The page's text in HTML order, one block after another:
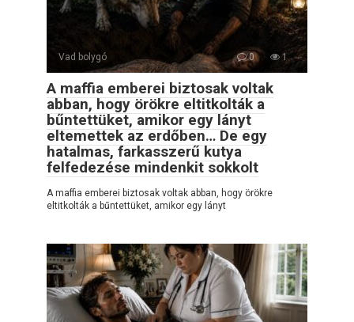
Vad bolygó 0 1
A maffia emberei biztosak voltak
abban, hogy örökre eltitkolták a
bűntettüket, amikor egy lányt
eltemettek az erdőben… De egy
hatalmas, farkasszerű kutya
felfedezése mindenkit sokkolt
A maffia emberei biztosak voltak abban, hogy örökre
eltitkolták a bűntettüket, amikor egy lányt